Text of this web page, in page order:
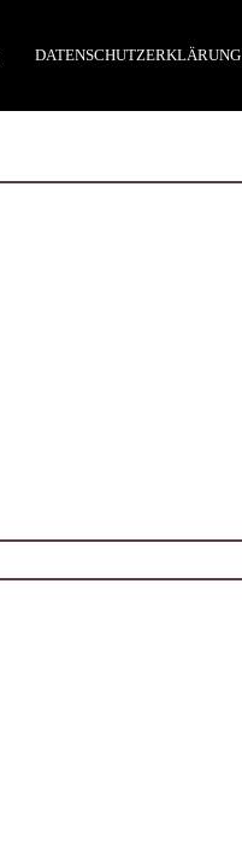
DATENSCHUTZERKLÄRUNG